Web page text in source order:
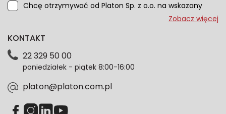
Chcę otrzymywać od Platon Sp. z o.o. na wskazany
przeze mnie adres e-mail informacje marketingowe
dotyczące danych osobowych znajdziesz w naszej
każdym czasie. Wycofanie zgody nie wpłynie na
zgodność z prawem przetwarzania dokonanego przed
Zobacz więcej
KONTAKT
22 329 50 00
poniedziałek - piątek 8:00-16:00
platon@platon.com.pl